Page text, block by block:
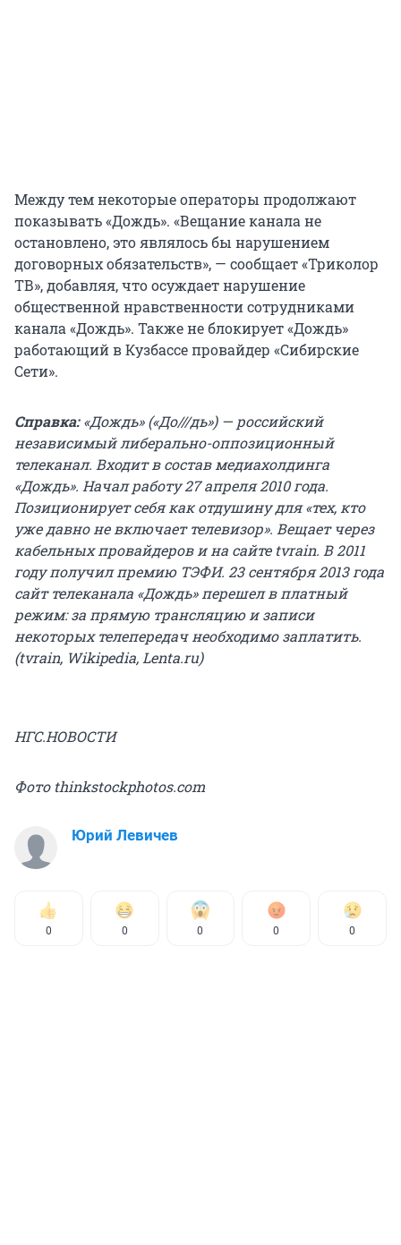
Между тем некоторые операторы продолжают
показывать «Дождь». «Вещание канала не
остановлено, это являлось бы нарушением
договорных обязательств», — сообщает «Триколор
ТВ», добавляя, что осуждает нарушение
общественной нравственности сотрудниками
канала «Дождь». Также не блокирует «Дождь»
работающий в Кузбассе провайдер «Сибирские
Сети».
Справка:«Дождь» («До///дь») — российский
независимый либерально-оппозиционный
телеканал. Входит в состав медиахолдинга
«Дождь». Начал работу 27 апреля 2010 года.
Позиционирует себя как отдушину для «тех, кто
уже давно не включает телевизор». Вещает через
кабельных провайдеров и на сайте tvrain. В 2011
году получил премию ТЭФИ. 23 сентября 2013 года
сайт телеканала «Дождь» перешел в платный
режим: за прямую трансляцию и записи
некоторых телепередач необходимо заплатить.
(tvrain, Wikipedia, Lenta.ru)
НГС.НОВОСТИ
Фото thinkstockphotos.com
Юрий Левичев
0 0 0 0 0